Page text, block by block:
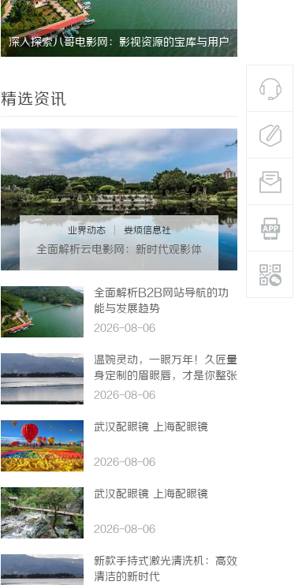
武汉配眼镜 上海配眼镜
精选资讯
业界动态 娄烦信息社
全面解析云电影网：新时代观影体
全面解析B2B网站导航的功
能与发展趋势
2026-08-06
温婉灵动，一眼万年！久匠量
身定制的眉眼唇，才是你整张
脸的点睛之笔！淡颜系女生的
2026-08-06
武汉配眼镜 上海配眼镜
2026-08-06
武汉配眼镜 上海配眼镜
2026-08-06
新款手持式激光清洗机：高效
清洁的新时代